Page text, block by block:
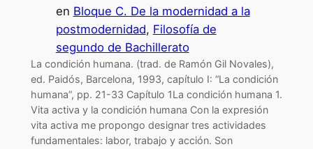
en Bloque C. De la modernidad a la
postmodernidad, Filosofía de
segundo de Bachillerato
La condición humana. (trad. de Ramón Gil Novales),
ed. Paidós, Barcelona, 1993, capítulo I: “La condición
humana”, pp. 21-33 Capítulo 1La condición humana 1.
Vita activa y la condición humana Con la expresión
vita activa me propongo designar tres actividades
fundamentales: labor, trabajo y acción. Son